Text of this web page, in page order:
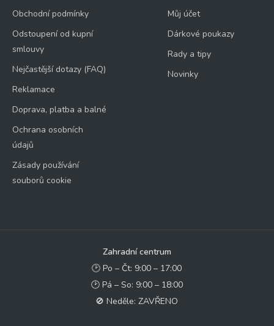
Obchodní podmínky
Odstoupení od kupní
smlouvy
Nejčastější dotazy (FAQ)
Reklamace
Doprava, platba a balné
Ochrana osobních
údajů
Zásady používání
souborů cookie
Můj účet
Dárkové poukazy
Rady a tipy
Novinky
Zahradní centrum
🕑 Po – Čt: 9:00 – 17:00
🕑 Pá – So: 9:00 – 18:00
🚫 Neděle: ZAVŘENO